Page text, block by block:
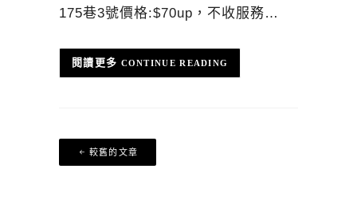
175巷3號價格:$70up，不收服務…
CONTINUE READING
文
章
較舊的文章